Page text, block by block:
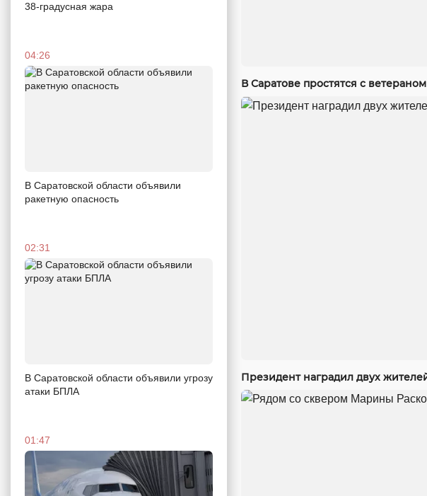
38-градусная жара
04:26
В Саратовской области объявили
ракетную опасность
02:31
В Саратовской области объявили угрозу
атаки БПЛА
01:47
В Саратове простятся с
Президент наградил двух